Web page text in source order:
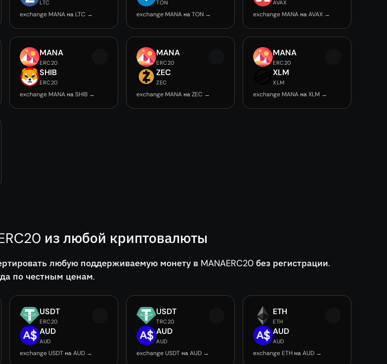
LTC
exchange MANA на LTC →
TON
exchange MANA на TON →
AVAX
exchange MANA на AVAX →
MANA
ERC20
SHIB
ERC20
exchange MANA на SHIB →
MANA
ERC20
ZEC
ZEC
exchange MANA на ZEC →
MANA
ERC20
XLM
XLM
exchange MANA на XLM →
из любой криптовалюты
любую поддерживаемую монету в MANAERC20 без регистрации.
по честным ценам.
USDT
ERC20
AUD
AUD
exchange USDT на AUD →
USDT
TRC20
AUD
AUD
exchange USDT на AUD →
ETH
ETH
AUD
AUD
exchange ETH на AUD →